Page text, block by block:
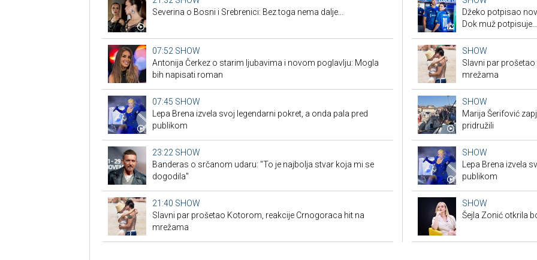
Severina o Bosni i Srebrenici: Bez toga nema dalje...
07:52 SHOW
Antonija Čerkez o starim ljubavima i novom poglavlju: Mogla
bih napisati roman
07:45 SHOW
Lepa Brena izvela svoj legendarni pokret, a onda pala pred
publikom
23:22 SHOW
Banderas o srčanom udaru: "To je najbolja stvar koja mi se
dogodila"
21:40 SHOW
Slavni par prošetao Kotorom, reakcije Crnogoraca hit na
mrežama
Džeko potpisao
Dok muž potpisuje...
SHOW
Slavni par
mrežama
SHOW
Marija Šerifović
pridružili
SHOW
Lepa Brena izvela
publikom
SHOW
Šejla Zonić otkrila